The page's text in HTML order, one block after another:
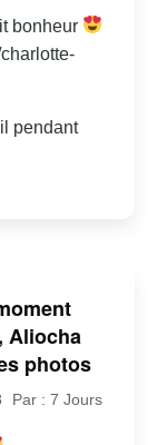
bonheur
pendant
Aliocha
photos
Par : 7 Jours